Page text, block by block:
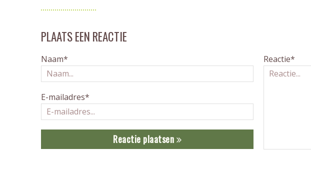
PLAATS EEN REACTIE
Reactie*
Naam*
E-mailadres*
Reactie plaatsen